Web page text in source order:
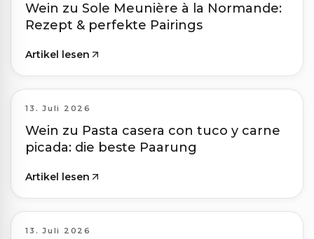
Wein zu Sole Meunière à la Normande:
Rezept & perfekte Pairings
Artikel lesen
13. Juli 2026
Wein zu Pasta casera con tuco y carne
picada: die beste Paarung
Artikel lesen
13. Juli 2026